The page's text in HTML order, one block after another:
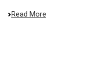
Read More